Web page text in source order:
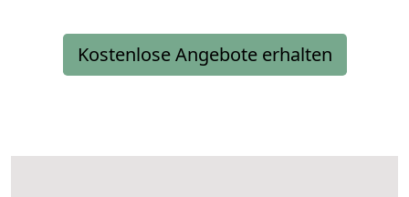
Kostenlose Angebote erhalten